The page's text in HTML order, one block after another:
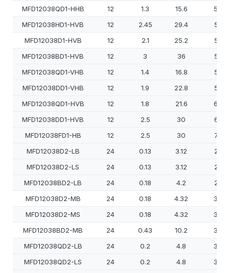
MFD12038QD1-HHB
12 1.3 15.6
MFD12038HD1-HVB
12 2.45 29.4
MFD12038D1-HVB
12 2.1 25.2
MFD12038BD1-HVB
12 3 36
MFD12038QD1-VHB
12 1.4 16.8
MFD12038DD1-VHB
12 1.9 22.8
MFD12038QD1-HVB
12 1.8 21.6
MFD12038DD1-HVB
12 2.5 30
MFD12038FD1-HB
12 2.5 30
MFD12038D2-LB
24 0.13 3.12
MFD12038D2-LS
24 0.13 3.12
MFD12038BD2-LB
24 0.18 4.2
MFD12038D2-MB
24 0.18 4.32
MFD12038D2-MS
24 0.18 4.32
MFD12038BD2-MB
24 0.43 10.2
MFD12038QD2-LB
24 0.2 4.8
MFD12038QD2-LS
24 0.2 4.8